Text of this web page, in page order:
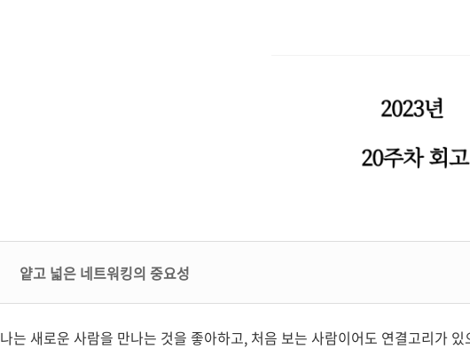
얕고 넓은 네트워킹의 중요성
나는 새로운 사람을 만나는 것을 좋아하고, 처음 보는 사람이어도 연결고리가